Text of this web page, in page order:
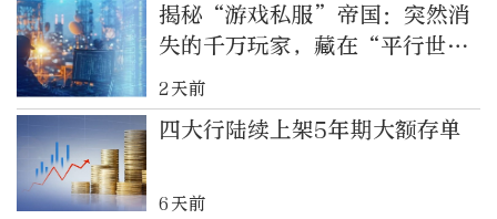
揭秘“游戏私服”帝国：突然消
失的千万玩家，藏在“平行世
界”里
2天前
四大行陆续上架5年期大额存单
6天前